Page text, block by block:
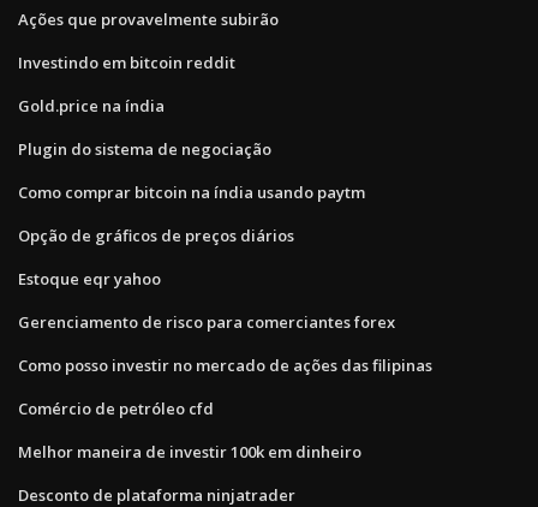
Ações que provavelmente subirão
Investindo em bitcoin reddit
Gold.price na índia
Plugin do sistema de negociação
Como comprar bitcoin na índia usando paytm
Opção de gráficos de preços diários
Estoque eqr yahoo
Gerenciamento de risco para comerciantes forex
Como posso investir no mercado de ações das filipinas
Comércio de petróleo cfd
Melhor maneira de investir 100k em dinheiro
Desconto de plataforma ninjatrader